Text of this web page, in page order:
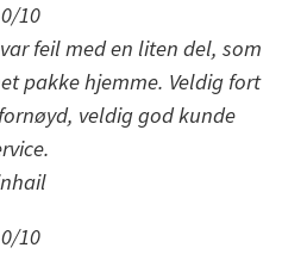
10
feil med en liten del, som
pakke hjemme. Veldig fort
veldig god kunde
10